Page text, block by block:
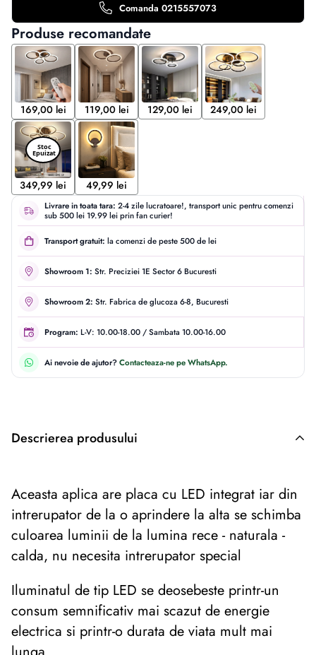
Comanda 0215557073
Produse recomandate
169,00 lei 119,00 lei 129,00 lei 249,00 lei
349,99 lei 49,99 lei
Livrare in toata tara: 2-4 zile lucratoare!, transport unic pentru comenzi
sub 500 lei 19.99 lei prin fan curier!
Transport gratuit: la comenzi de peste 500 de lei
Showroom 1: Str. Preciziei 1E Sector 6 Bucuresti
Showroom 2: Str. Fabrica de glucoza 6-8, Bucuresti
Program: L-V: 10.00-18.00 / Sambata 10.00-16.00
Ai nevoie de ajutor?Contacteaza-ne pe WhatsApp.
Descrierea produsului
Aceasta aplica are placa cu LED integrat iar din
intrerupator de la o aprindere la alta se schimba
culoarea luminii de la lumina rece - naturala -
calda, nu necesita intrerupator special
Iluminatul de tip LED se deosebeste printr-un
consum semnificativ mai scazut de energie
electrica si printr-o durata de viata mult mai